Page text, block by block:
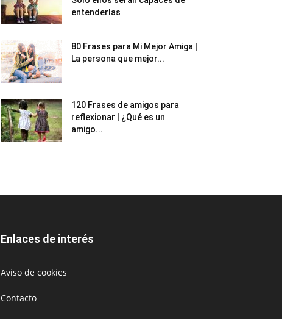
entenderlas
80 Frases para Mi Mejor Amiga |
La persona que mejor...
120 Frases de amigos para
reflexionar | ¿Qué es un
amigo...
Enlaces de interés
Aviso de cookies
Contacto